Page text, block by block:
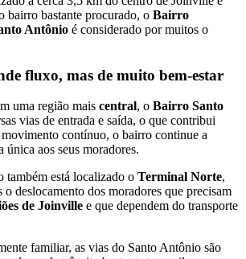
bairro bastante procurado, o Bairro
Antônio é considerado por muitos o
fluxo, mas de muito bem-estar
uma região mais central, o Bairro Santo
vias de entrada e saída, o que contribui
contínuo, o bairro continue a
única aos seus moradores.
está localizado o Terminal Norte,
deslocamento dos moradores que precisam
de Joinville e que dependem do transporte
familiar, as vias do Santo Antônio são